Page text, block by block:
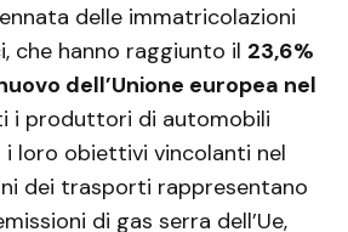
delle immatricolazioni
che hanno raggiunto il 23,6%
dell’Unione europea nel
i produttori di automobili
i loro obiettivi vincolanti nel
dei trasporti rappresentano
di gas serra dell’Ue,